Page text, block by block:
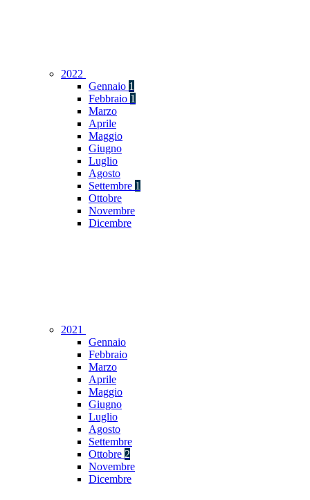
2022
Gennaio 1
Febbraio 1
Marzo
Aprile
Maggio
Giugno
Luglio
Agosto
Settembre 1
Ottobre
Novembre
Dicembre
2021
Gennaio
Febbraio
Marzo
Aprile
Maggio
Giugno
Luglio
Agosto
Settembre
Ottobre 2
Novembre
Dicembre